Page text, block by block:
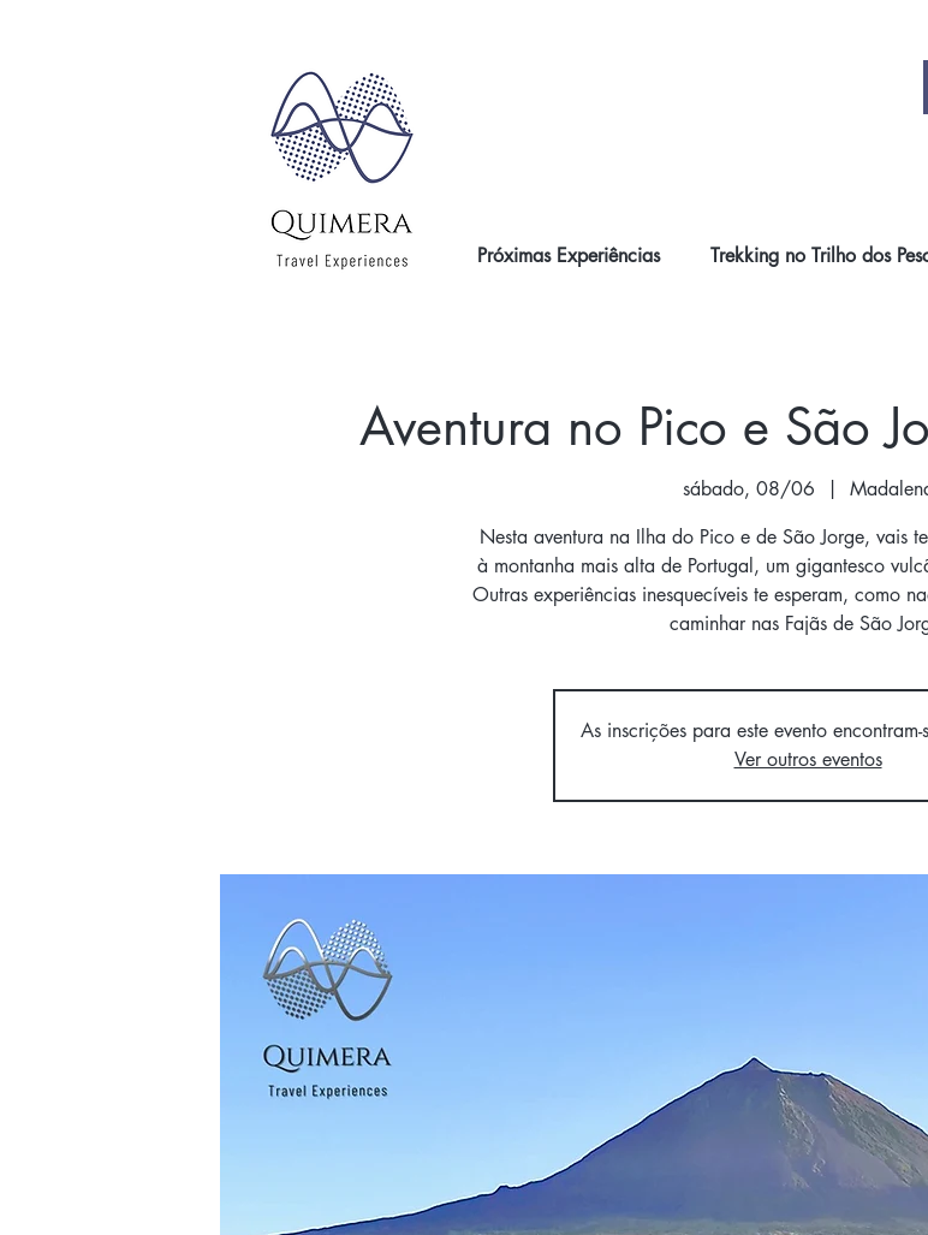
Próximas Experiências Trekking no Trilho dos
Aventura no Pico e São
sábado, 08/06
  |
Nesta aventura na Ilha do Pico e de São Jorge, vais
à montanha mais alta de Portugal, um gigantesco
Outras experiências inesquecíveis te esperam, como
caminhar nas Fajãs de São
As inscrições para este evento encontram-
Ver outros eventos